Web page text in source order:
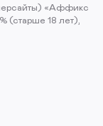
«Аффикс
(старше 18 лет),